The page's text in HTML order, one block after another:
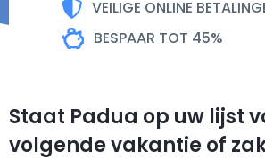
VEILIGE ONLINE
BESPAAR TOT 45%
Staat Padua op uw lijst
volgende vakantie of